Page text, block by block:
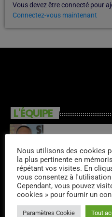
Vous devez être connecté pour
Connectez-vous maintenant
L'ÉQUIPE
Tony
Nous utilisons des cookies
la plus pertinente en
répétant vos visites. En
vous consentez à
Cependant, vous pouvez
cookies » pour fournir un
Paramètres Cookie Tout